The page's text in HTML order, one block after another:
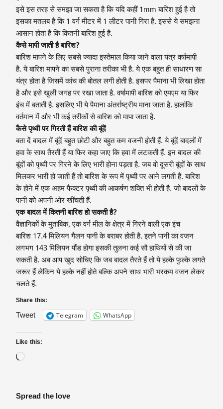
इसे इस तरह से समझा जा सकता है कि यदि कहीं 1mm बारिश हुई है तो
इसका मतलब है कि 1 वर्ग मीटर में 1 लीटर पानी गिरा है. इससे ये समझना
आसान होता है कि कितनी बारिश हुई है.
कैसे मापी जाती है बारिश?
बारिश मापने के लिए सबसे ज्यादा इस्तेमाल किया जाने वाला यंत्र वर्षामापी
है. ये बारिश मापने का सबसे पुराना तरीका भी है. ये एक बहुत ही साधारण सा
यंत्र होता है जिसमें कांच की बोतल लगी होती है. इसपर पैमाना भी लिखा होता
है और इसे खुली जगह पर रखा जाता है. वर्षामापी बारिश को एमएम या फिर
इंच में बताती है. इसलिए भी ये पैमाना अंतर्राष्ट्रीय माना जाता है. हालांकि
वर्तमान में और भी कई तरीकों से बारिश को मापा जाता है.
कैसे पृथ्वी पर गिरती हैं बारिश की बूंदें
बता दें बादल में बूंदें बहुत छोटी और बहुत कम वजनी होती हैं. ये बूंदें बादलों में
हवा के साथ तैरती हैं या फिर कहा जाए कि हवा में लटकती हैं. इन बादल की
बूंदों को पृथ्वी पर गिरने के लिए भारी होना पड़ता है. जब वो दूसरी बूंदों के साथ
मिलकर भारी हो जाती हैं तो बारिश के रूप में पृथ्वी पर आने लगती हैं. बारिश
के होने में एक अहम फैक्टर पृथ्वी की आकर्षण शक्ति भी होती है. जो बादलों के
पानी को अपनी ओर खींचती हैं.
एक बादल में कितनी बारिश हो सकती है?
वैज्ञानिकों के मुताबिक, एक वर्ग मील के क्षेत्र में गिरने वाली एक इंच
बारिश 17.4 मिलियन गैलन पानी के बराबर होती है. इतने पानी का वजन
लगभग 143 मिलियन पौंड होगा इसकी तुलना कई सौ हाथियों से की जा
सकती है. अब आप खुद सोचिए कि जब बादल तैरते हैं तो ये हल्के फुल्के लगते
जरूर हैं लेकिन ये हल्के नहीं होते बल्कि अपने साथ भारी भरकम वजन लेकर
चलते हैं.
Share this:
Tweet Telegram WhatsApp
Like this:
Spread the love